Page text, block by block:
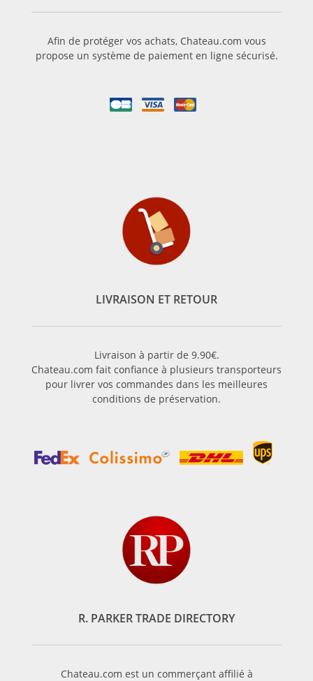
Afin de protéger vos achats, Chateau.com vous
propose un système de paiement en ligne sécurisé.
LIVRAISON ET RETOUR
Livraison à partir de 9.90€.
Chateau.com fait confiance à plusieurs transporteurs
pour livrer vos commandes dans les meilleures
conditions de préservation.
R. PARKER TRADE DIRECTORY
Chateau.com est un commerçant affilié à